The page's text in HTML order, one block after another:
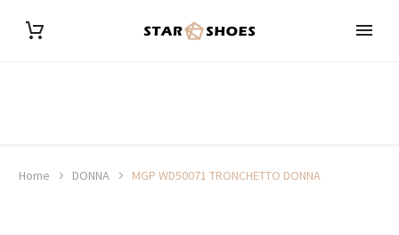
Home DONNA MGP WD50071 TRONCHETTO DONNA